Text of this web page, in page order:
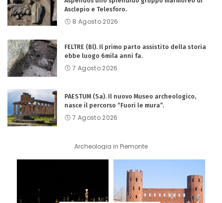
Asclepio e Telesforo.
8 Agosto 2026
FELTRE (Bl). Il primo parto assistito della storia
ebbe luogo 6mila anni fa.
7 Agosto 2026
PAESTUM (Sa). Il nuovo Museo archeologico,
nasce il percorso “Fuori le mura”.
7 Agosto 2026
Archeologia in Piemonte